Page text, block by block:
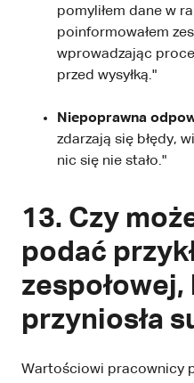
pomyliłem dane w
poinformowałem
wprowadzając
przed wysyłką."
Niepoprawna
zdarzają się błędy,
nic się nie stało."
13. Czy
podać
przyniosła
Wartościowi pracownicy